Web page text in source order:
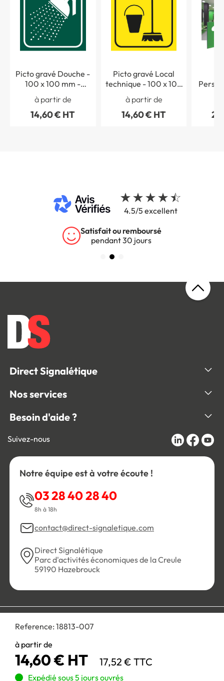
Reference: 18813-007
à partir de
14,60 € HT 17,52 € TTC
Expédié sous 5 jours ouvrés
Picto gravé Douche -
100 x 100 mm -
Gamme Couleur
à partir de
14,60 € HT
Picto gravé Local
technique - 100 x 100
mm - Gamme Couleur
à partir de
14,60 € HT
4.5/5 excellent
Satisfait ou remboursé
pendant 30 jours
Direct Signalétique
Nos services
Besoin d'aide ?
Suivez-nous
Notre équipe est à votre écoute !
03 28 40 28 40
8h à 18h
contact@direct-signaletique.com
Direct Signalétique
Parc d'activités économiques de la Creule
59190 Hazebrouck
Personnaliser les cookies
Paiement 100% sécurisé :